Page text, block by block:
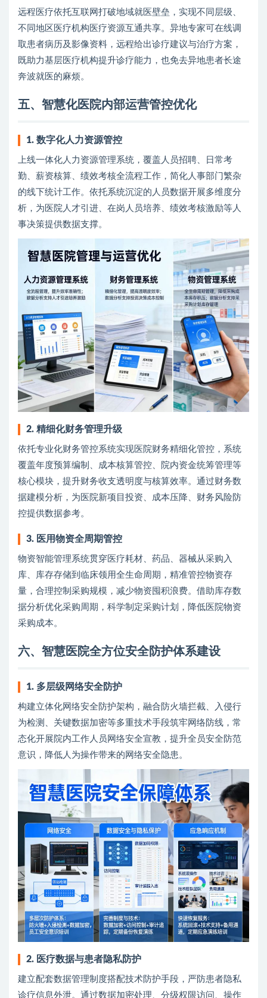
远程医疗依托互联网打破地域就医壁垒，实现不同层级、
不同地区医疗机构医疗资源互通共享。异地专家可在线调
取患者病历及影像资料，远程给出诊疗建议与治疗方案，
既助力基层医疗机构提升诊疗能力，也免去异地患者长途
奔波就医的麻烦。
五、智慧化医院内部运营管控优化
1. 数字化人力资源管控
上线一体化人力资源管理系统，覆盖人员招聘、日常考
勤、薪资核算、绩效考核全流程工作，简化人事部门繁杂
的线下统计工作。依托系统沉淀的人员数据开展多维度分
析，为医院人才引进、在岗人员培养、绩效考核激励等人
事决策提供数据支撑。
2. 精细化财务管理升级
依托专业化财务管控系统实现医院财务精细化管控，系统
覆盖年度预算编制、成本核算管控、院内资金统筹管理等
核心模块，提升财务收支透明度与核算效率。通过财务数
据建模分析，为医院新项目投资、成本压降、财务风险防
控提供数据参考。
3. 医用物资全周期管控
物资智能管理系统贯穿医疗耗材、药品、器械从采购入
库、库存存储到临床领用全生命周期，精准管控物资存
量，合理控制采购规模，减少物资囤积浪费。借助库存数
据分析优化采购周期，科学制定采购计划，降低医院物资
采购成本。
六、智慧医院全方位安全防护体系建设
1. 多层级网络安全防护
构建立体化网络安全防护架构，融合防火墙拦截、入侵行
为检测、关键数据加密等多重技术手段筑牢网络防线，常
态化开展院内工作人员网络安全宣教，提升全员安全防范
意识，降低人为操作带来的网络安全隐患。
2. 医疗数据与患者隐私防护
建立配套数据管理制度搭配技术防护手段，严防患者隐私
诊疗信息外泄。通过数据加密处理、分级权限访问、操作